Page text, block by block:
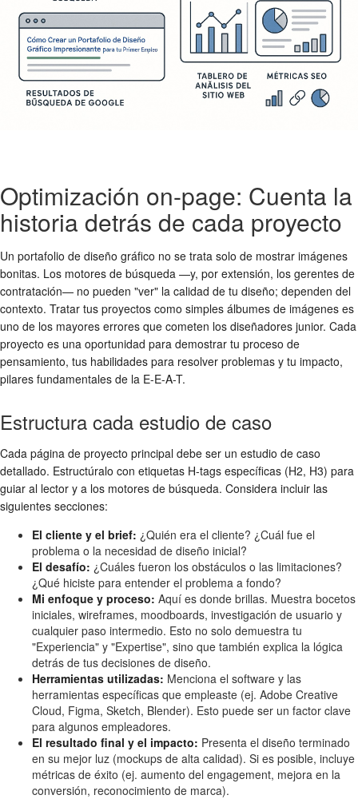
Optimización on-page: Cuenta la
historia detrás de cada proyecto
Un portafolio de diseño gráfico no se trata solo de mostrar imágenes
bonitas. Los motores de búsqueda —y, por extensión, los gerentes de
contratación— no pueden "ver" la calidad de tu diseño; dependen del
contexto. Tratar tus proyectos como simples álbumes de imágenes es
uno de los mayores errores que cometen los diseñadores junior. Cada
proyecto es una oportunidad para demostrar tu proceso de
pensamiento, tus habilidades para resolver problemas y tu impacto,
pilares fundamentales de la E-E-A-T.
Estructura cada estudio de caso
Cada página de proyecto principal debe ser un estudio de caso
detallado. Estructúralo con etiquetas H-tags específicas (H2, H3) para
guiar al lector y a los motores de búsqueda. Considera incluir las
siguientes secciones:
El cliente y el brief: ¿Quién era el cliente? ¿Cuál fue el
problema o la necesidad de diseño inicial?
El desafío: ¿Cuáles fueron los obstáculos o las limitaciones?
¿Qué hiciste para entender el problema a fondo?
Mi enfoque y proceso: Aquí es donde brillas. Muestra bocetos
iniciales, wireframes, moodboards, investigación de usuario y
cualquier paso intermedio. Esto no solo demuestra tu
"Experiencia" y "Expertise", sino que también explica la lógica
detrás de tus decisiones de diseño.
Herramientas utilizadas: Menciona el software y las
herramientas específicas que empleaste (ej. Adobe Creative
Cloud, Figma, Sketch, Blender). Esto puede ser un factor clave
para algunos empleadores.
El resultado final y el impacto: Presenta el diseño terminado
en su mejor luz (mockups de alta calidad). Si es posible, incluye
métricas de éxito (ej. aumento del engagement, mejora en la
conversión, reconocimiento de marca).